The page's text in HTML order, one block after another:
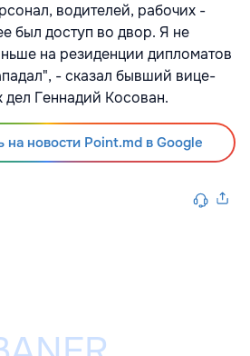
водителей, рабочих -
был доступ во двор. Я не
на резиденции дипломатов
- сказал бывший вице-
дел Геннадий Косован.
на новости Point.md в Google